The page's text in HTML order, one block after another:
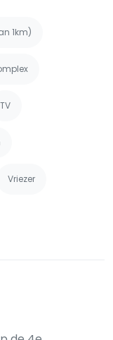
1km)
TV
Vriezer